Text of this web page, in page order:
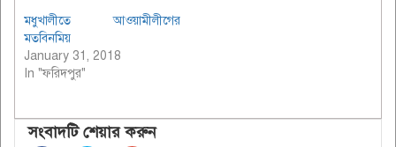
মধুখালীতে আওয়ামীলীগের
মতবিনমিয়
January 31, 2018
In "ফরিদপুর"
সংবাদটি শেয়ার করুন